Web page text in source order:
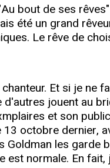
bout de ses
été un grand
Le rêve de
Et si je ne
jouent au
et son
octobre dernier,
les garde
est normale. En